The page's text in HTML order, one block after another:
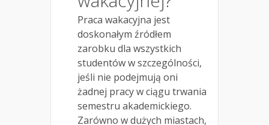
Praca wakacyjna jest
doskonałym źródłem
zarobku dla wszystkich
studentów w szczególności,
jeśli nie podejmują oni
żadnej pracy w ciągu trwania
semestru akademickiego.
Zarówno w dużych miastach,